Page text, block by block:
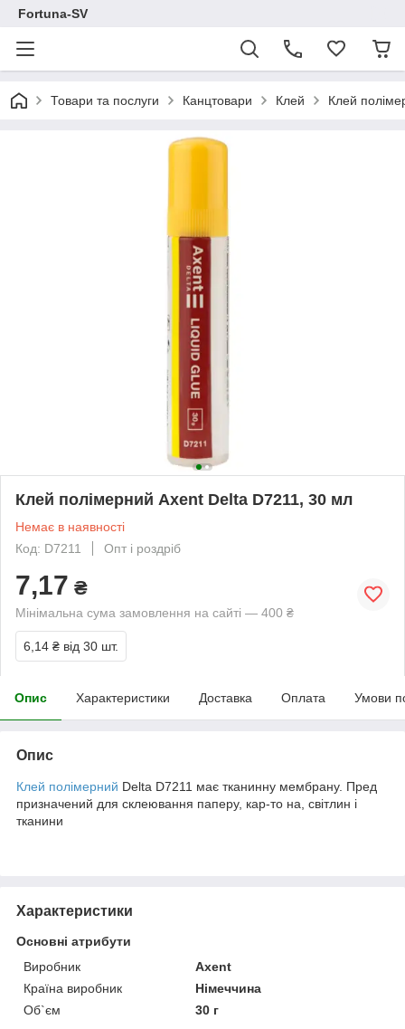
Fortuna-SV
Товари та послуги Канцтовари Клей Клей
Клей полімерний Axent Delta D7211, 30 мл
Немає в наявності
Код: D7211
Опт і роздріб
7,17 ₴
Мінімальна сума замовлення на сайті — 400 ₴
6,14 ₴ від 30 шт.
Опис Характеристики Доставка Оплата Умови
Опис
Клей полімерний Delta D7211 має тканинну мембрану. Пред
призначений для склеювання паперу, кар-то на, світлин і
тканини
Характеристики
Основні атрибути
Виробник
Axent
Країна виробник
Німеччина
Об`єм
30 г